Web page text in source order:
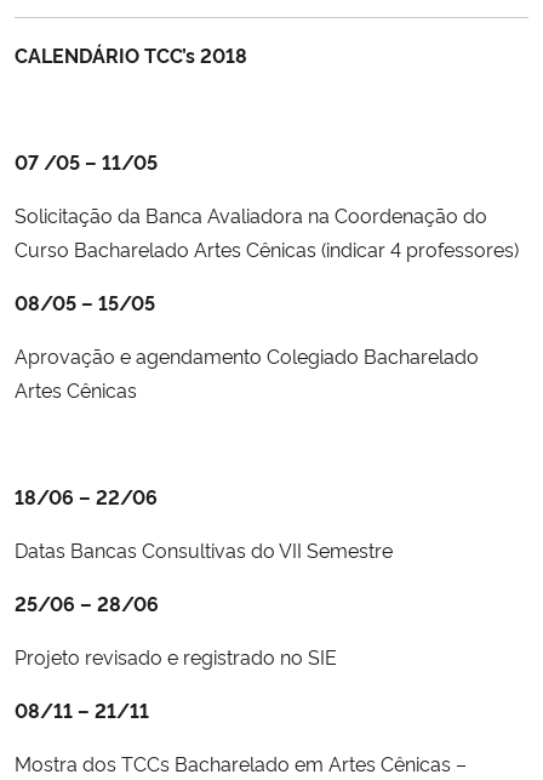
Ministério da Cidadania
Ministério da Ciência, Tecnologia, Inovações e Comunicações
Secretaria-Geral
Secretaria de Governo
CALENDÁRIO TCC’s 2018
07 /05 – 11/05
Solicitação da Banca Avaliadora na Coordenação do
Curso Bacharelado Artes Cênicas (indicar 4 professores)
08/05 – 15/05
Aprovação e agendamento Colegiado Bacharelado
Artes Cênicas
18/06 – 22/06
Datas Bancas Consultivas do VII Semestre
25/06 – 28/06
Projeto revisado e registrado no SIE
08/11 – 21/11
Mostra dos TCCs Bacharelado em Artes Cênicas –